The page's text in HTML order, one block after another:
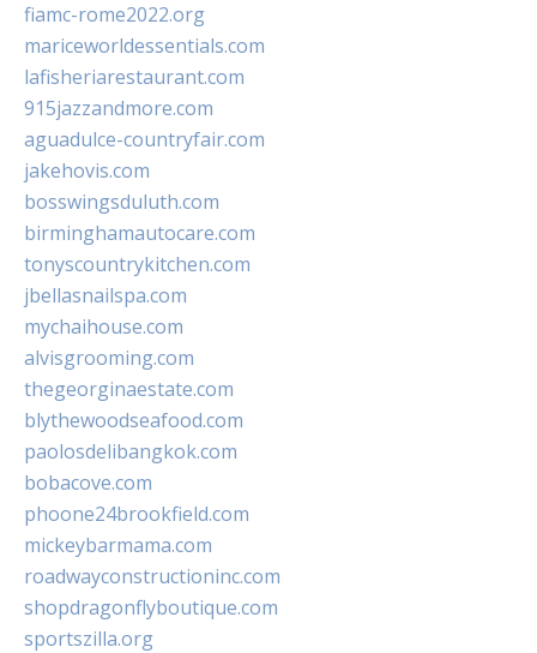
fiamc-rome2022.org
mariceworldessentials.com
lafisheriarestaurant.com
915jazzandmore.com
aguadulce-countryfair.com
jakehovis.com
bosswingsduluth.com
birminghamautocare.com
tonyscountrykitchen.com
jbellasnailspa.com
mychaihouse.com
alvisgrooming.com
thegeorginaestate.com
blythewoodseafood.com
paolosdelibangkok.com
bobacove.com
phoone24brookfield.com
mickeybarmama.com
roadwayconstructioninc.com
shopdragonflyboutique.com
sportszilla.org